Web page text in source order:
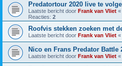
Predatortour 2020 live te
Laatste bericht door Frank van Vliet «
Reacties: 2
Roofvis stekken zoeken met
Laatste bericht door Frank van Vliet «
Nico en Frans Predator Battle
Laatste bericht door Frank van Vliet «